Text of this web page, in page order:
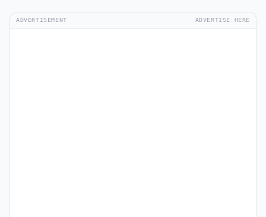
ADVERTISEMENT ADVERTISE HERE